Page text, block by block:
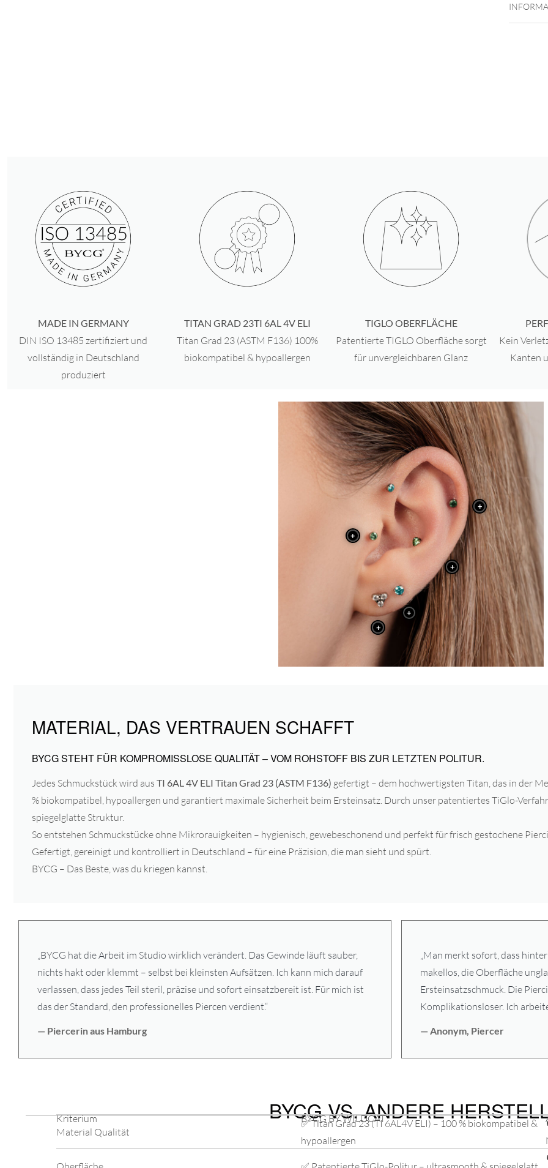
Die
MADE IN GERMANY
DIN ISO 13485 zertifiziert und
vollständig in Deutschland
produziert
TITAN GRAD 23TI 6AL 4V ELI
Titan Grad 23 (ASTM F136) 100%
biokompatibel & hypoallergen
TIGLO OBERFLÄCHE
Patentierte TIGLO Oberfläche sorgt
für unvergleichbaren Glanz
Kein
Kanten
+
+
+
+
+
MATERIAL, DAS VERTRAUEN SCHAFFT
BYCG STEHT FÜR KOMPROMISSLOSE QUALITÄT – VOM ROHSTOFF BIS ZUR LETZTEN POLITUR.
Jedes Schmuckstück wird aus TI 6AL 4V ELI Titan Grad 23 (ASTM F136) gefertigt – dem hochwertigsten Titan, das in der
% biokompatibel, hypoallergen und garantiert maximale Sicherheit beim Ersteinsatz. Durch unser patentiertes TiGlo-
spiegelglatte Struktur.
So entstehen Schmuckstücke ohne Mikrorauigkeiten – hygienisch, gewebeschonend und perfekt für frisch gestochene
Gefertigt, gereinigt und kontrolliert in Deutschland – für eine Präzision, die man sieht und spürt.
BYCG – Das Beste, was du kriegen kannst.
„BYCG hat die Arbeit im Studio wirklich verändert. Das Gewinde läuft sauber,
nichts hakt oder klemmt – selbst bei kleinsten Aufsätzen. Ich kann mich darauf
verlassen, dass jedes Teil steril, präzise und sofort einsatzbereit ist. Für mich ist
das der Standard, den professionelles Piercen verdient.“
— Piercerin aus Hamburg
„Man merkt sofort, dass
makellos, die Oberfläche
Ersteinsatzschmuck. Die
Komplikationsloser. Ich
— Anonym, Piercer
BYCG VS. ANDERE
Kriterium BYCG BY WILDCAT
Material Qualität
✅ Titan Grad 23 (TI 6AL4V ELI) – 100 % biokompatibel &
hypoallergen